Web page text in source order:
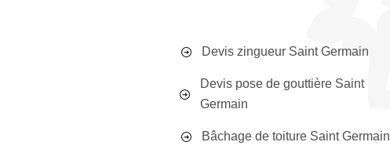
Devis zingueur Saint Germain
Devis pose de gouttière Saint
Germain
Bâchage de toiture Saint Germain